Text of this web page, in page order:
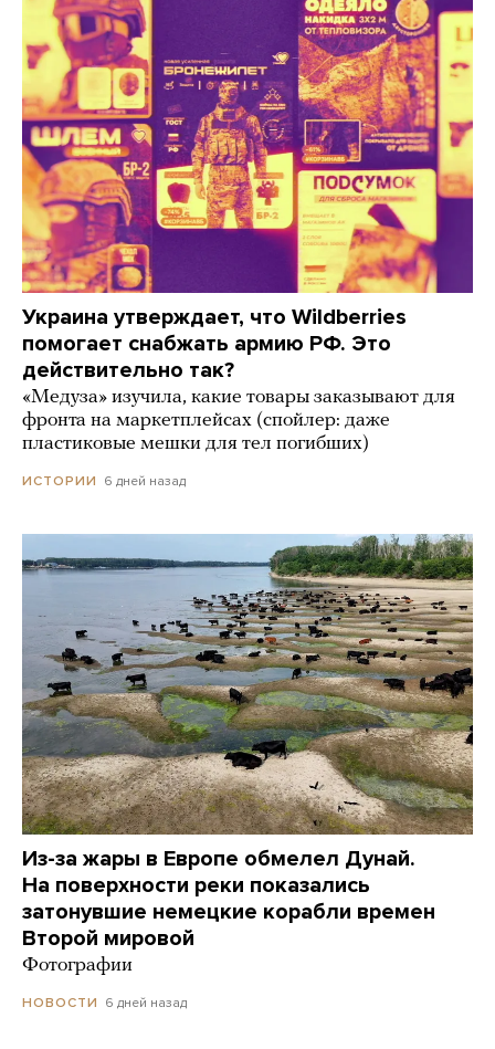
Украина утверждает, что Wildberries
помогает снабжать армию РФ. Это
действительно так?
«Медуза» изучила, какие товары заказывают для
фронта на маркетплейсах (спойлер: даже
пластиковые мешки для тел погибших)
ИСТОРИИ 6 дней назад
Из-за жары в Европе обмелел Дунай.
На поверхности реки показались
затонувшие немецкие корабли времен
Второй мировой
Фотографии
НОВОСТИ 6 дней назад